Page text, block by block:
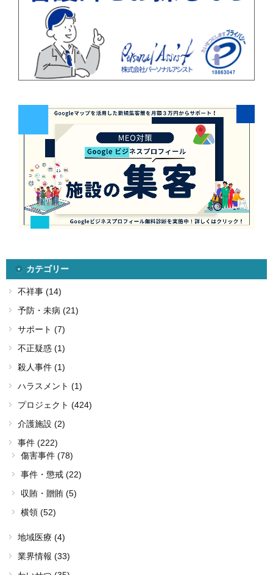
カテゴリー
不祥事 (14)
予防・未病 (21)
サポート (7)
不正疑惑 (1)
殺人事件 (1)
ハラスメント (1)
プロジェクト (424)
介護施設 (2)
事件 (222)
傷害事件 (78)
事件・懲戒 (22)
収賄・贈賄 (5)
横領 (52)
地域医療 (4)
業界情報 (33)